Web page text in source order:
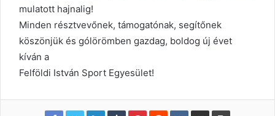
mulatott hajnalig!
Minden résztvevőnek, támogatónak, segítőnek
köszönjük és gólörömben gazdag, boldog új évet
kíván a
Felföldi István Sport Egyesület!